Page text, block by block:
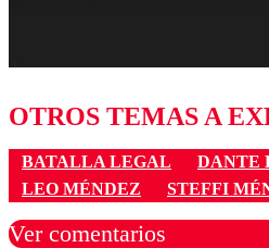
OTROS TEMAS A
BATALLA LEGAL
DANTE
LEO MÉNDEZ
STEFFI
Ver comentarios